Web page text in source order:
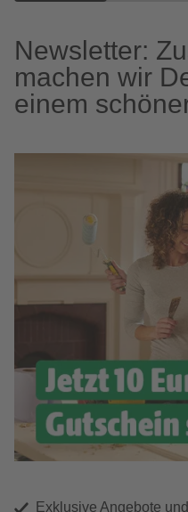
Newsletter:
machen wir
einem
Exklusive Angebote